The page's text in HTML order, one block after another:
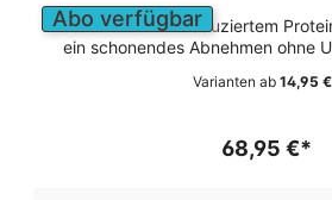
Abo verfügbar
Trockenfutter mit reduziertem
ein schonendes Abnehmen ohne
Varianten ab 14,95
68,95 €*